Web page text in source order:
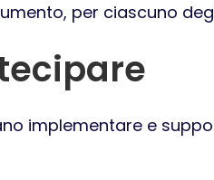
per ciascuno
implementare e